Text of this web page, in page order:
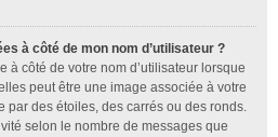
à côté de mon nom d’utilisateur ?
à côté de votre nom d’utilisateur lorsque
peut être une image associée à votre
par des étoiles, des carrés ou des ronds.
selon le nombre de messages que